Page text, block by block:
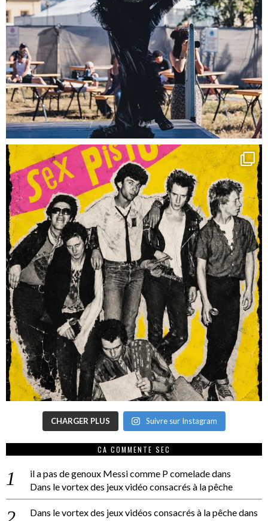
CHARGER PLUS Suivre sur Instagram
CA COMMENTE SEC
il a pas de genoux Messi comme P comeladedans
Dans le vortex des jeux vidéo consacrés à la pêche
Dans le vortex des jeux vidéos consacrés à la pêchedans